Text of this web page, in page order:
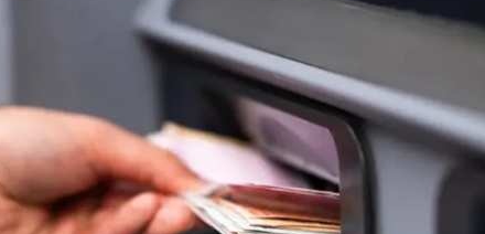
Milyonlarca emeklinin beklediği Kurban Bayramı
ödemelerinde takvim işlemeye devam ediyor. Ödemelerin
gününde sıra 4C'li memur emeklilerine geldi. Memur
maaş ve ikramiye dahil bu ay en az 31 bin 772 TL alırken;
Kur emeklileri için de süreç devam ediyor.